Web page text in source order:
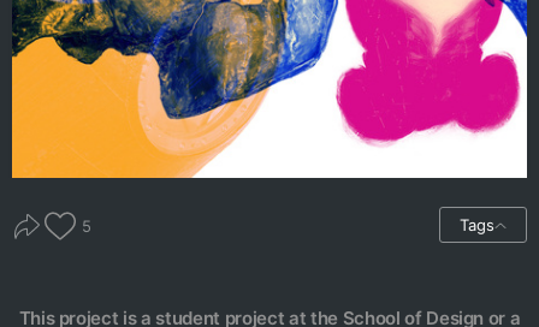
5 Tags
This project is a student project at the School of Design or a